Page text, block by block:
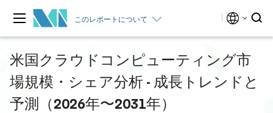
このレポートについて
米国クラウドコンピューティング市
場規模・シェア分析 - 成長トレンドと
予測（2026年〜2031年）